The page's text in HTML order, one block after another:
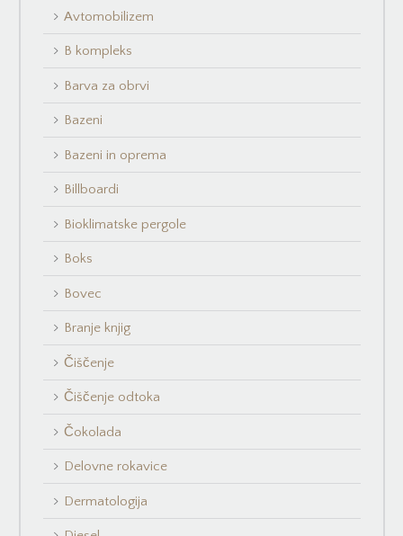
Avtomobilizem
B kompleks
Barva za obrvi
Bazeni
Bazeni in oprema
Billboardi
Bioklimatske pergole
Boks
Bovec
Branje knjig
Čiščenje
Čiščenje odtoka
Čokolada
Delovne rokavice
Dermatologija